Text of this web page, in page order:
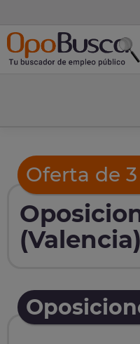
Oferta de
(Valencia)